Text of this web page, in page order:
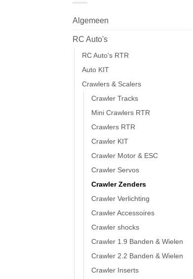
Algemeen
RC Auto's
RC Auto's RTR
Auto KIT
Crawlers & Scalers
Crawler Tracks
Mini Crawlers RTR
Crawlers RTR
Crawler KIT
Crawler Motor & ESC
Crawler Servos
Crawler Zenders
Crawler Verlichting
Crawler Accessoires
Crawler shocks
Crawler 1.9 Banden & Wielen
Crawler 2.2 Banden & Wielen
Crawler Inserts